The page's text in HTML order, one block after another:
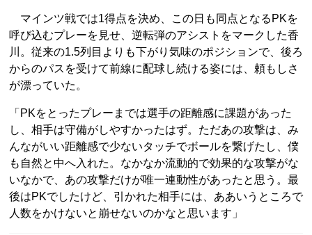
マインツ戦では1得点を決め、この日も同点となるPKを
呼び込むプレーを見せ、逆転弾のアシストをマークした香
川。従来の1.5列目よりも下がり気味のポジションで、後ろ
からのパスを受けて前線に配球し続ける姿には、頼もしさ
が漂っていた。
「PKをとったプレーまでは選手の距離感に課題があった
し、相手は守備がしやすかったはず。ただあの攻撃は、み
んながいい距離感で少ないタッチでボールを繋げたし、僕
も自然と中へ入れた。なかなか流動的で効果的な攻撃がな
いなかで、あの攻撃だけが唯一連動性があったと思う。最
後はPKでしたけど、引かれた相手には、ああいうところで
人数をかけないと崩せないのかなと思います」